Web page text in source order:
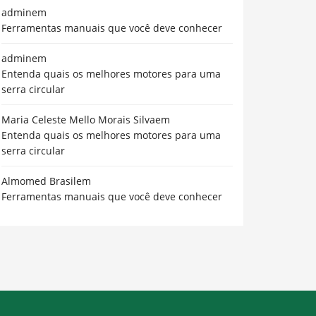
adminem
Ferramentas manuais que você deve conhecer
adminem
Entenda quais os melhores motores para uma
serra circular
Maria Celeste Mello Morais Silvaem
Entenda quais os melhores motores para uma
serra circular
Almomed Brasilem
Ferramentas manuais que você deve conhecer